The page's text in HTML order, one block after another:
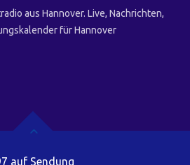
aus Hannover. Live, Nachrichten,
für Hannover
auf Sendung